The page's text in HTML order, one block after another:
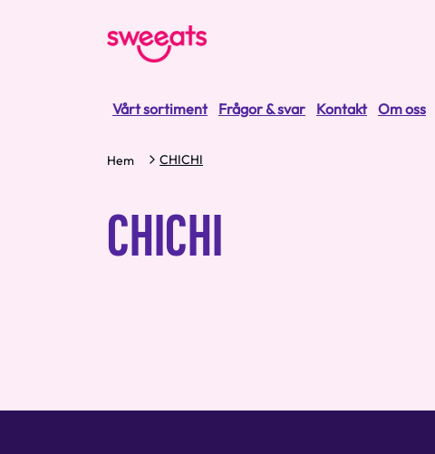
Vårt sortiment Frågor & svar Kontakt Om oss
Hem CHICHI
CHICHI